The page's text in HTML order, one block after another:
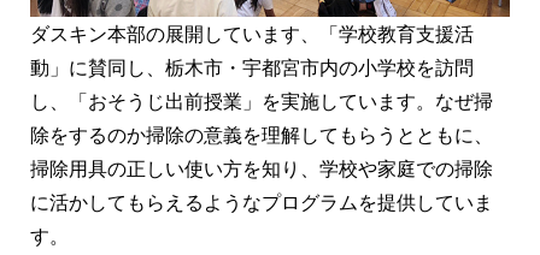
ダスキン本部の展開しています、「学校教育支援活
動」に賛同し、栃木市・宇都宮市内の小学校を訪問
し、「おそうじ出前授業」を実施しています。なぜ掃
除をするのか掃除の意義を理解してもらうとともに、
掃除用具の正しい使い方を知り、学校や家庭での掃除
に活かしてもらえるようなプログラムを提供していま
す。